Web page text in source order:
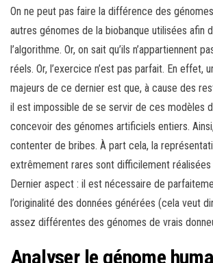
On ne peut pas faire la différence des
autres génomes de la biobanque utilisées afin
l’algorithme. Or, on sait qu’ils n’appartiennent
réels. Or, l’exercice n’est pas parfait. En effet,
majeurs de ce dernier est que, à cause des
il est impossible de se servir de ces modèles
concevoir des génomes artificiels entiers.
contenter de bribes. À part cela, la
extrêmement rares sont difficilement réalisées
Dernier aspect : il est nécessaire de
l’originalité des données générées (cela veut
assez différentes des génomes de vrais
Analyser le génome